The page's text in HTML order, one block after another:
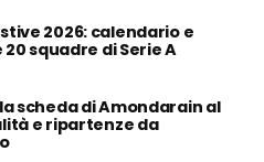
2026: calendario e
squadre di Serie A
scheda di Amondarain al
e ripartenze da